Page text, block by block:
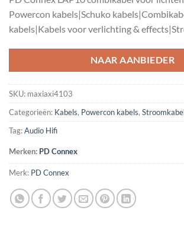
was:
€54.95.
is:
€47.00.
Powercon kabels|Schuko
kabels|Kabels voor verlichting &
NAAR AANBIEDER
SKU: maxiaxi4103
Categorieën: Kabels, Powercon kabels,
Tag:Audio Hifi
Merken: PD Connex
Merk: PD Connex